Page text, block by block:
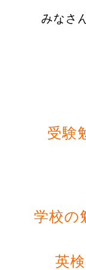
みなさ
受験
学校の
英